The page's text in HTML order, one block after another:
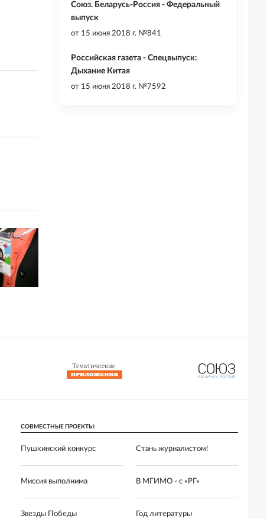
Союз. Беларусь-Россия - Федеральный
выпуск
от 15 июня 2018 г. №841
Российская газета - Спецвыпуск:
Дыхание Китая
от 15 июня 2018 г. №7592
СОВМЕСТНЫЕ ПРОЕКТЫ:
Пушкинский конкурс Стань журналистом!
Миссия выполнима В МГИМО - с «РГ»
Звезды Победы Год литературы